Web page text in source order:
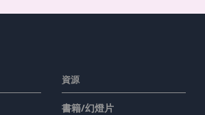
資源
書籍/幻燈片